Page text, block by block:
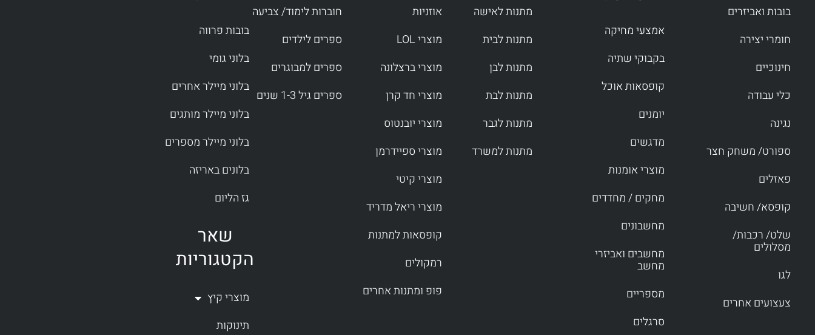
בובות ואביזרים
חומרי יצירה
חינוכיים
כלי עבודה
נגינה
ספורט/ משחק חצר
פאזלים
קופסא/ חשיבה
שלט/ רכבות/
מסלולים
לגו
צעצועים אחרים
אמצעי מחיקה
בקבוקי שתיה
קופסאות אוכל
יומנים
מדגשים
מוצרי אומנות
מחקים / מחדדים
מחשבונים
מחשבים ואביזרי
מחשב
מספריים
סרגלים
מתנות לאישה
מתנות לבית
מתנות לבן
מתנות לבת
מתנות לגבר
מתנות למשרד
אוזניות
מוצרי LOL
מוצרי ברצלונה
מוצרי חד קרן
מוצרי יובנטוס
מוצרי ספיידרמן
מוצרי קיטי
מוצרי ריאל מדריד
קופסאות למתנות
רמקולים
פופ ומתנות אחרים
חוברות לימוד/ צביעה
ספרים לילדים
ספרים למבוגרים
ספרים גיל 1-3 שנים
בובות פרווה
בלוני גומי
בלוני מיילר אחרים
בלוני מיילר מותגים
בלוני מיילר מספרים
בלונים באריזה
גז הליום
שאר
הקטגוריות
מוצרי קיץ
תינוקות